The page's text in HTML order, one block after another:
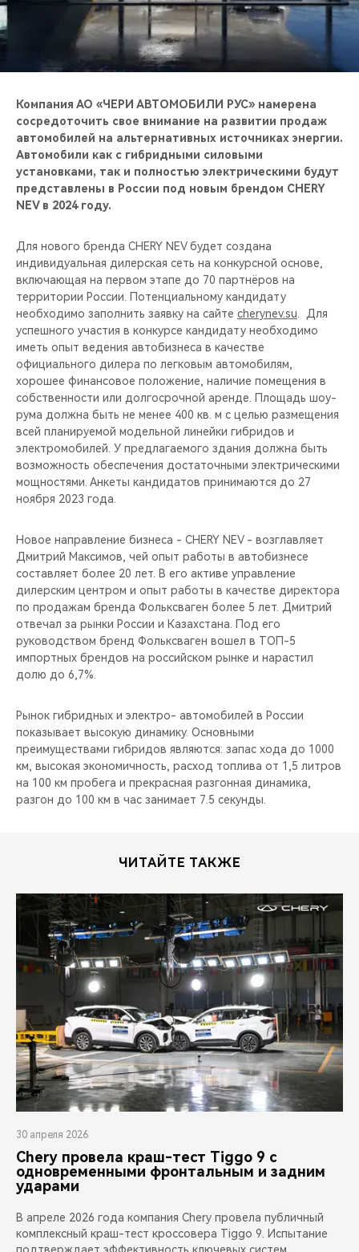
CHERY И СПОРТ
ВИДЕООБЗОРЫ
Компания АО «ЧЕРИ АВТОМОБИЛИ РУС» намерена
сосредоточить свое внимание на развитии продаж
автомобилей на альтернативных источниках энергии.
Автомобили как с гибридными силовыми
установками, так и полностью электрическими будут
представлены в России под новым брендом CHERY
NEV в 2024 году.
Для нового бренда CHERY NEV будет создана
индивидуальная дилерская сеть на конкурсной основе,
включающая на первом этапе до 70 партнёров на
территории России. Потенциальному кандидату
необходимо заполнить заявку на сайте cherynev.su . Для
успешного участия в конкурсе кандидату необходимо
иметь опыт ведения автобизнеса в качестве
официального дилера по легковым автомобилям,
хорошее финансовое положение, наличие помещения в
собственности или долгосрочной аренде. Площадь шоу-
рума должна быть не менее 400 кв. м с целью размещения
всей планируемой модельной линейки гибридов и
электромобилей. У предлагаемого здания должна быть
возможность обеспечения достаточными электрическими
мощностями. Анкеты кандидатов принимаются до 27
ноября 2023 года.
Новое направление бизнеса - CHERY NEV - возглавляет
Дмитрий Максимов, чей опыт работы в автобизнесе
составляет более 20 лет. В его активе управление
дилерским центром и опыт работы в качестве директора
по продажам бренда Фольксваген более 5 лет. Дмитрий
отвечал за рынки России и Казахстана. Под его
руководством бренд Фольксваген вошел в ТОП-5
импортных брендов на российском рынке и нарастил
долю до 6,7%.
Рынок гибридных и электро- автомобилей в России
показывает высокую динамику. Основными
преимуществами гибридов являются: запас хода до 1000
км, высокая экономичность, расход топлива от 1,5 литров
на 100 км пробега и прекрасная разгонная динамика,
разгон до 100 км в час занимает 7.5 секунды.
ЧИТАЙТЕ ТАКЖЕ
30 апреля 2026
Chery провела краш-тест Tiggo 9 с
одновременными фронтальным и задним
ударами
В апреле 2026 года компания Chery провела публичный
комплексный краш-тест кроссовера Tiggo 9. Испытание